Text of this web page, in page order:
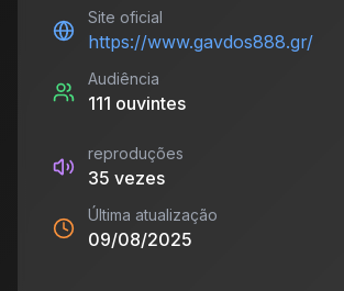
Site oficial
https://www.gavdos888.gr/
Audiência
111 ouvintes
reproduções
35 vezes
Última atualização
09/08/2025